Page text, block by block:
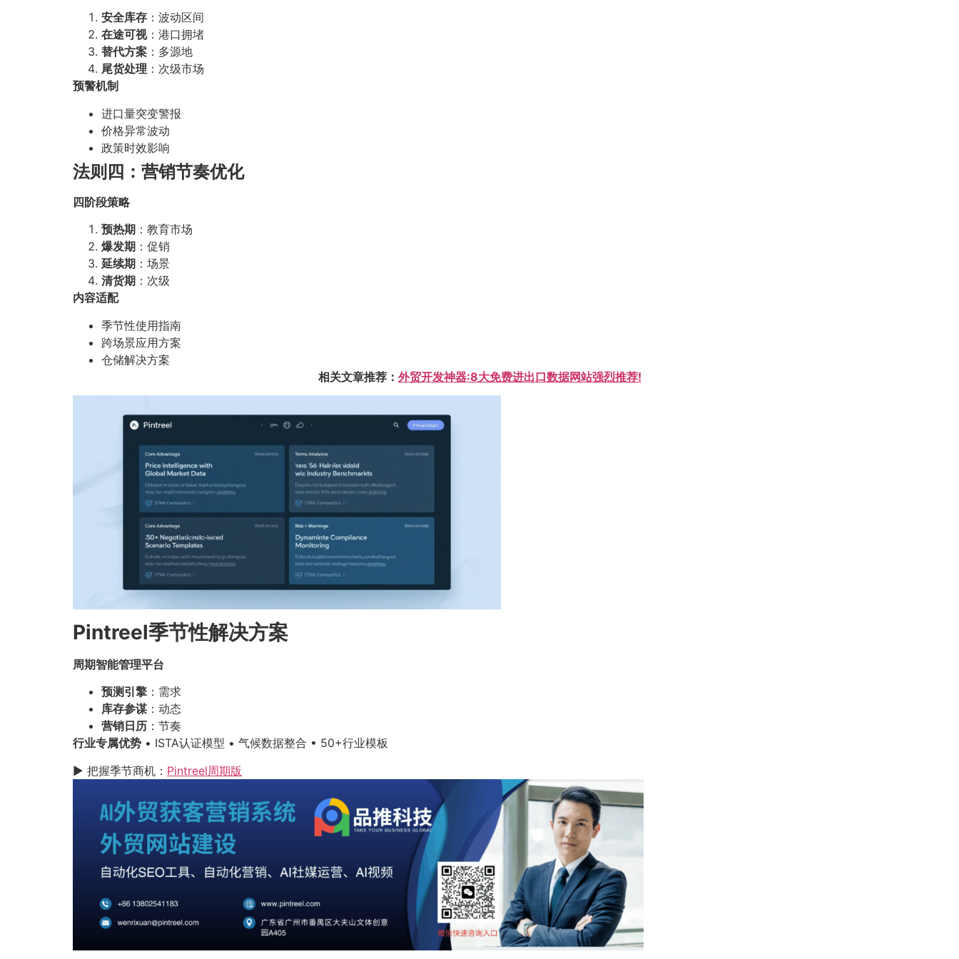
安全库存 ：波动区间
在途可视：港口拥堵
替代方案 ：多源地
尾货处理 ：次级市场
预警机制
进口量突变警报
价格异常波动
政策时效影响
法则四：营销节奏优化
四阶段策略
预热期 ：教育市场
爆发期 ：促销
延续期 ：场景
清货期 ：次级
内容适配
季节性使用指南
跨场景应用方案
仓储解决方案
相关文章推荐： 外贸开发神器:8大免费进出口数据网站强烈推荐!
Pintreel季节性解决方案
周期智能管理平台
预测引擎 ：需求
库存参谋 ：动态
营销日历 ：节奏
行业专属优势 • ISTA认证模型 • 气候数据整合 • 50+行业模板
▶ 把握季节商机： Pintreel周期版